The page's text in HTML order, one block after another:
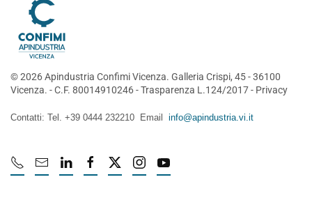
©2026Apindustria Confimi Vicenza. Galleria Crispi, 45 - 36100
Vicenza. - C.F. 80014910246 -Trasparenza L.124/2017- Privacy
Contatti: Tel. +39 0444 232210 Email info@apindustria.vi.it